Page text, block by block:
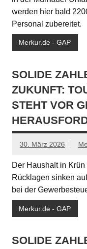
werden hier bald
Personal zubereitet.
Merkur.de - GAP
SOLIDE
ZUKUNFT:
STEHT VOR
30. März 2026
Der Haushalt in
Rücklagen sinken
bei der
Merkur.de - GAP
SOLIDE